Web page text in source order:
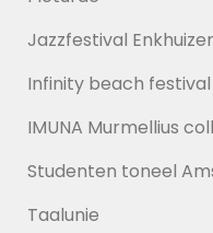
Jazzfestival
Infinity beach festival
IMUNA Murmellius
Studenten toneel
Taalunie